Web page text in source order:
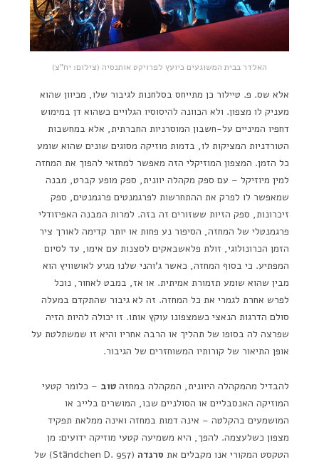
האלדר בבית המשוגעים כיועץ לפרויקט אותנסיה (צילום: יח"צ)
אלא שס. פ. טיילור כן מתייחס בסלחנות לגיבור שלו, מכיוון שהוא
מעניק לו מצפון. ולא הכוונה להיסוסיו הגלויים כשהוא דן במימוש
דחפיו המיניים על-חשבון המוסרניות החברתית, אלא במחשבות
הטורדניות המציקות לו, בדמות מוזיקה מסוגים שונים שהוא שומע
כל הזמן. המצפון המוזיקלי הזה מאפשר למחזאי להפוך את המחזה
למין מיוזיקל – עם ספק מקהלה יוונית, ספק מופע קברט, מבנה
שמאפשר לו לפרק את ההתחרשות לפרגמנטים פרגמנטים, ספק
זיכרונות, ספק הזיות ששזורים זה בזה. למרות המבנה האפיזודלי
פרגמנטלי של המחזה, הסיפור נע פחות או יותר קדימה לאורך ציר
הזמן הכרונולוגי, זולת פלאשבאקים לסצנות עם אימו, עד לסיום
המפתיע. כי בסוף המחזה, כאשר ג'והני שלנו מגיע לאושוויץ הוא
מבין שהוא שומע תזמורת אמיתית. או אז, במבט לאחור, נוכל
לפרש אחרת לגמרי את כל המחזה. זה לא גיבור שהתקדם במעלה
סולם הדרגות הנאצי כשמצפונו עוקץ אותו. זו יכולה להיות הזיה
שפרצה לה בסופו של תהליך או הרבה אחריו והיא זו שמשתלטת על
אופן התיאור של קורותיו המשוחזרים של הגיבור.
להבדיל מהמקהלה היוונית, המקהלה במחזה טוב – כלומר קטעי
המוזיקה האנסבליים או הסולניים שבו, המושרים בלייב או
המושמעים בהקלטה – אינה דמות במחזה ואינה ממלאת תפקיד
מצפון כשלעצמה. להפך, היא משמיעה קטעי מוזיקה ידועים: מן
הטקסט המקורי אנו מקבלים את סרנדה
(Ständchen D. 957) של